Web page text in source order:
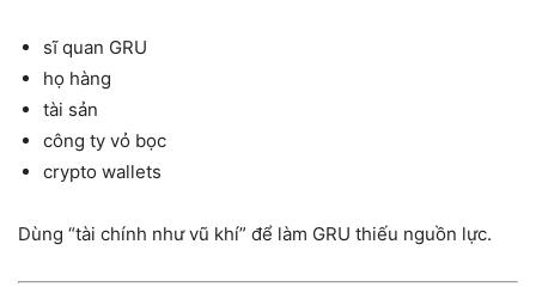
sĩ quan GRU
họ hàng
tài sản
công ty vỏ bọc
crypto wallets
Dùng “tài chính như vũ khí” để làm GRU thiếu nguồn lực.